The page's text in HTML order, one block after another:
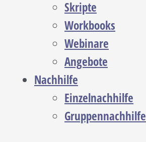
Skripte
Workbooks
Webinare
Angebote
Nachhilfe
Einzelnachhilfe
Gruppennachhilfe